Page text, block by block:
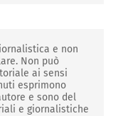
e non
Non può
ai sensi
esprimono
e sono del
e giornalistiche